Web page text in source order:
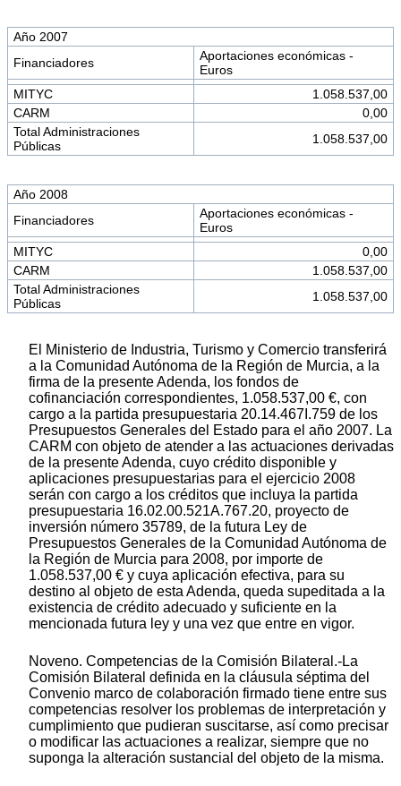
Año 2007
Financiadores
Aportaciones económicas -
Euros
MITYC
1.058.537,00
CARM
0,00
Total Administraciones
Públicas
1.058.537,00
Año 2008
Financiadores
Aportaciones económicas -
Euros
MITYC
0,00
CARM
1.058.537,00
Total Administraciones
Públicas
1.058.537,00
El Ministerio de Industria, Turismo y Comercio transferirá
a la Comunidad Autónoma de la Región de Murcia, a la
firma de la presente Adenda, los fondos de
cofinanciación correspondientes, 1.058.537,00 €, con
cargo a la partida presupuestaria 20.14.467I.759 de los
Presupuestos Generales del Estado para el año 2007. La
CARM con objeto de atender a las actuaciones derivadas
de la presente Adenda, cuyo crédito disponible y
aplicaciones presupuestarias para el ejercicio 2008
serán con cargo a los créditos que incluya la partida
presupuestaria 16.02.00.521A.767.20, proyecto de
inversión número 35789, de la futura Ley de
Presupuestos Generales de la Comunidad Autónoma de
la Región de Murcia para 2008, por importe de
1.058.537,00 € y cuya aplicación efectiva, para su
destino al objeto de esta Adenda, queda supeditada a la
existencia de crédito adecuado y suficiente en la
mencionada futura ley y una vez que entre en vigor.
Noveno. Competencias de la Comisión Bilateral.-La
Comisión Bilateral definida en la cláusula séptima del
Convenio marco de colaboración firmado tiene entre sus
competencias resolver los problemas de interpretación y
cumplimiento que pudieran suscitarse, así como precisar
o modificar las actuaciones a realizar, siempre que no
suponga la alteración sustancial del objeto de la misma.